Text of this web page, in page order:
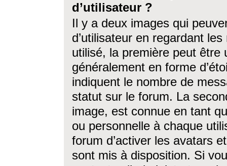
d’utilisateur ?
Il y a deux images qui
d’utilisateur en regardant
utilisé, la première peut être
généralement en forme
indiquent le nombre de
statut sur le forum. La
image, est connue en tant
ou personnelle à chaque
forum d’activer les avatars
sont mis à disposition. Si